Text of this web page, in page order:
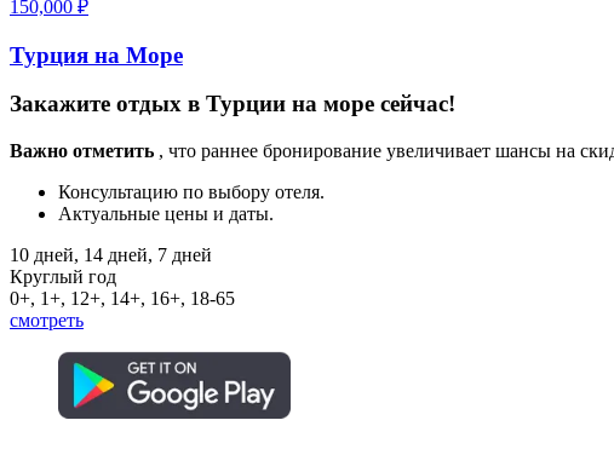
150,000 ₽
Турция на Море
Закажите отдых в Турции на море сейчас!
Важно отметить , что раннее бронирование увеличивает шансы на
Консультацию по выбору отеля.
Актуальные цены и даты.
10 дней, 14 дней, 7 дней
Круглый год
0+, 1+, 12+, 14+, 16+, 18-65
смотреть